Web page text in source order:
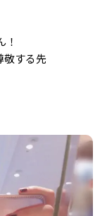
敬する先